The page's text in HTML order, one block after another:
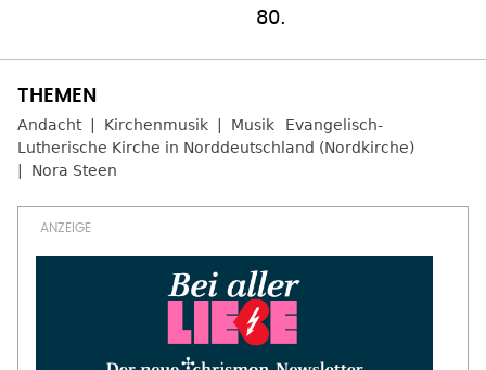
80.
Andacht Kirchenmusik Musik
Evangelisch-
Lutherische Kirche in Norddeutschland (Nordkirche)
Nora Steen